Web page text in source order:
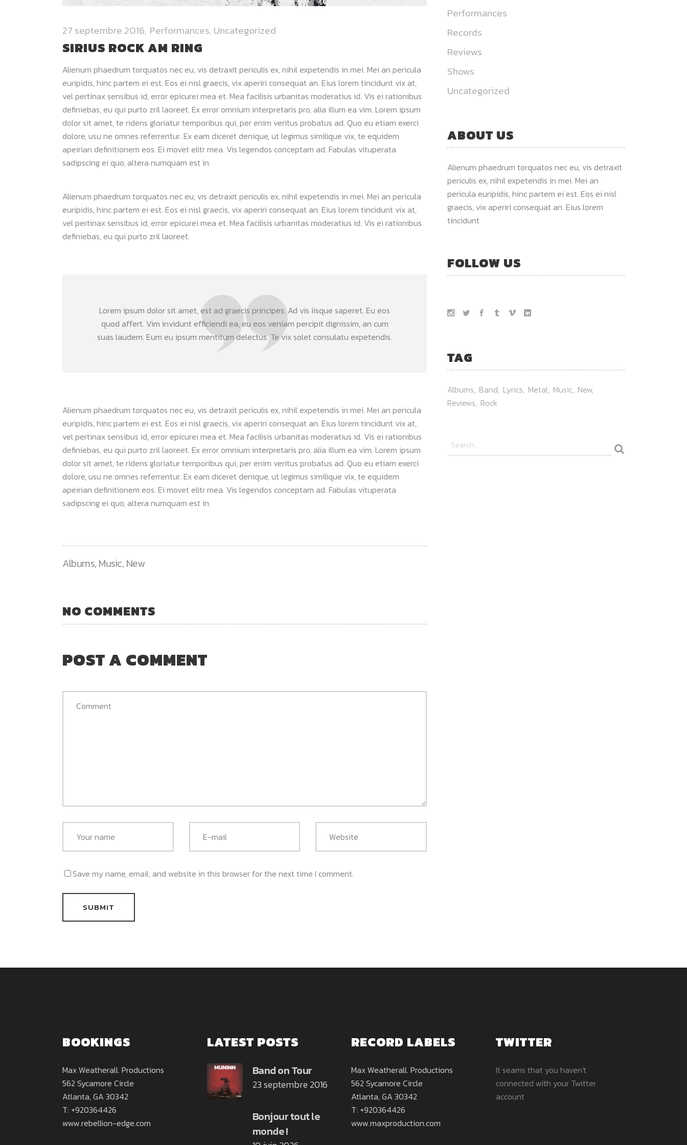
27 septembre 2016 Performances, Uncategorized
SIRIUS ROCK AM RING
Alienum phaedrum torquatos nec eu, vis detraxit periculis ex, nihil expetendis in mei. Mei an pericula
euripidis, hinc partem ei est. Eos ei nisl graecis, vix aperiri consequat an. Eius lorem tincidunt vix at,
vel pertinax sensibus id, error epicurei mea et. Mea facilisis urbanitas moderatius id. Vis ei rationibus
definiebas, eu qui purto zril laoreet. Ex error omnium interpretaris pro, alia illum ea vim. Lorem ipsum
dolor sit amet, te ridens gloriatur temporibus qui, per enim veritus probatus ad. Quo eu etiam exerci
dolore, usu ne omnes referrentur. Ex eam diceret denique, ut legimus similique vix, te equidem
apeirian definitionem eos. Ei movet elitr mea. Vis legendos conceptam ad. Fabulas vituperata
sadipscing ei quo, altera numquam est in.
Alienum phaedrum torquatos nec eu, vis detraxit periculis ex, nihil expetendis in mei. Mei an pericula
euripidis, hinc partem ei est. Eos ei nisl graecis, vix aperiri consequat an. Eius lorem tincidunt vix at,
vel pertinax sensibus id, error epicurei mea et. Mea facilisis urbanitas moderatius id. Vis ei rationibus
definiebas, eu qui purto zril laoreet.
Lorem ipsum dolor sit amet, est ad graecis principes. Ad vis iisque saperet. Eu eos
quod affert. Vim invidunt efficiendi ea, eu eos veniam percipit dignissim, an cum
suas laudem. Eum eu ipsum mentitum delectus. Te vix solet consulatu expetendis.
Alienum phaedrum torquatos nec eu, vis detraxit periculis ex, nihil expetendis in mei. Mei an pericula
euripidis, hinc partem ei est. Eos ei nisl graecis, vix aperiri consequat an. Eius lorem tincidunt vix at,
vel pertinax sensibus id, error epicurei mea et. Mea facilisis urbanitas moderatius id. Vis ei rationibus
definiebas, eu qui purto zril laoreet. Ex error omnium interpretaris pro, alia illum ea vim. Lorem ipsum
dolor sit amet, te ridens gloriatur temporibus qui, per enim veritus probatus ad. Quo eu etiam exerci
dolore, usu ne omnes referrentur. Ex eam diceret denique, ut legimus similique vix, te equidem
apeirian definitionem eos. Ei movet elitr mea. Vis legendos conceptam ad. Fabulas vituperata
sadipscing ei quo, altera numquam est in.
Albums, Music, New
NO COMMENTS
POST A COMMENT
Save my name, email, and website in this browser for the next time I comment.
Performances
Records
Reviews
Shows
Uncategorized
ABOUT US
Alienum phaedrum torquatos nec eu, vis detraxit
periculis ex, nihil expetendis in mei. Mei an
pericula euripidis, hinc partem ei est. Eos ei nisl
graecis, vix aperiri consequat an. Eius lorem
tincidunt
FOLLOW US
TAG
Albums Band Lyrics Metal Music New
Reviews Rock
BOOKINGS
Max Weatherall. Productions
562 Sycamore Circle
Atlanta, GA 30342
T: +920364426
www.rebellion-edge.com
LATEST POSTS
Band on Tour
23 septembre 2016
Bonjour tout le
monde !
RECORD LABELS
Max Weatherall. Productions
562 Sycamore Circle
Atlanta, GA 30342
T: +920364426
www.maxproduction.com
TWITTER
It seams that you haven't
connected with your Twitter
account